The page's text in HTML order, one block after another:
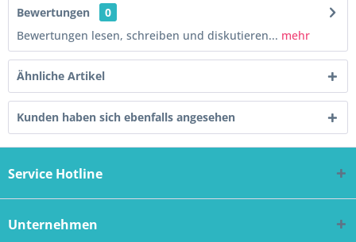
Bewertungen
0
Bewertungen lesen, schreiben und diskutieren... mehr
Ähnliche Artikel
Kunden haben sich ebenfalls angesehen
Service Hotline
Unternehmen